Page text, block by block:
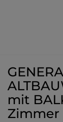
mit
Zimmer